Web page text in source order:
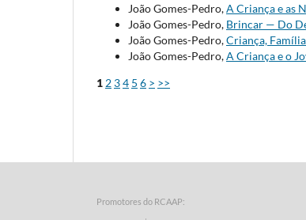
João Gomes-Pedro,A Criança e as
João Gomes-Pedro, Brincar — Do
João Gomes-Pedro,Criança,
João Gomes-Pedro,A Criança e o
1 2 34 5 6 > >>
Promotores do RCAAP: